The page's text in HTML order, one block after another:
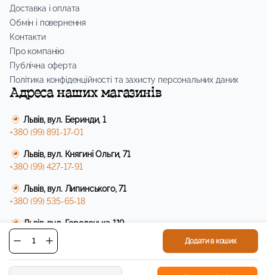
Додати в кошик
Доставка і оплата
Обмін і повернення
Контакти
Про компанію
Публічна оферта
Політика конфіденційності та захисту персональних даних
Адреса наших магазинів
Львів, вул. Беринди, 1
+380 (99) 891-17-01
Львів, вул. Княгині Ольги, 71
+380 (99) 427-17-91
Львів, вул. Липинського, 71
+380 (99) 535-65-18
Львів, вул. Городоцька 119
+380 (99) 891-17-01